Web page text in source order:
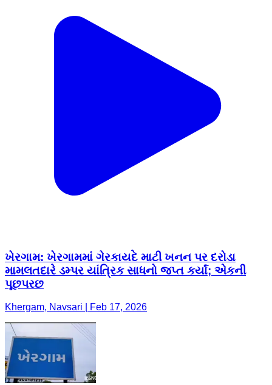
ખેરગામ: ખેરગામમાં ગેરકાયદે માટી ખનન પર દરોડા
મામલતદારે ડમ્પર યાંત્રિક સાધનો જપ્ત કર્યાં; એકની
પૂછપરછ
Khergam, Navsari | Feb 17, 2026